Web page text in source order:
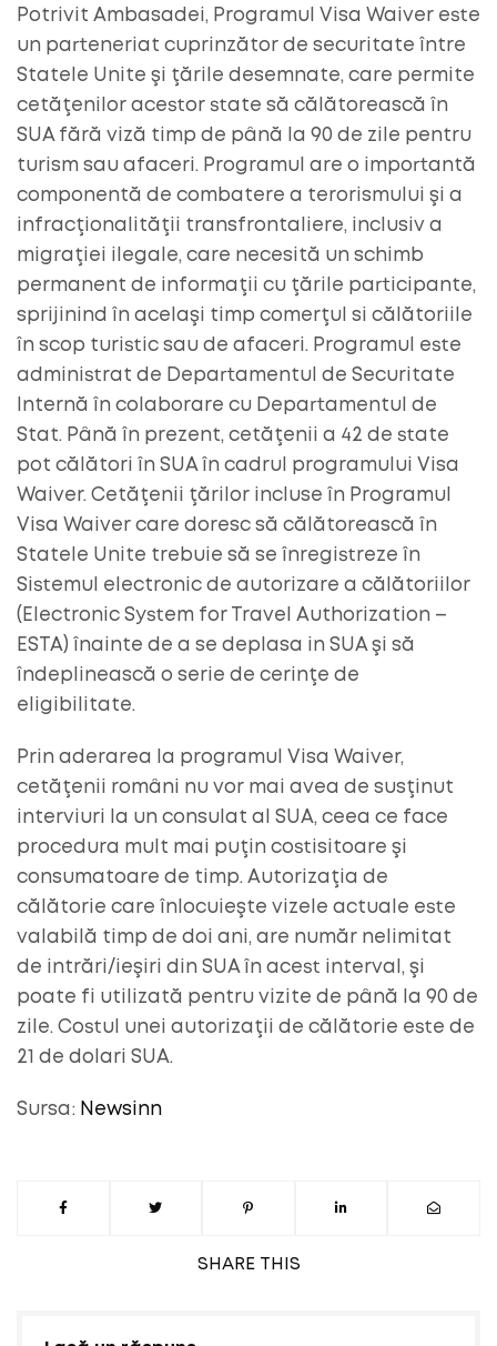
SHARE THIS
Potrivit Ambasadei, Programul Visa Waiver este
un parteneriat cuprinzător de securitate între
Statele Unite şi ţările desemnate, care permite
cetăţenilor acestor state să călătorească în
SUA fără viză timp de până la 90 de zile pentru
turism sau afaceri. Programul are o importantă
componentă de combatere a terorismului şi a
infracţionalităţii transfrontaliere, inclusiv a
migraţiei ilegale, care necesită un schimb
permanent de informaţii cu ţările participante,
sprijinind în acelaşi timp comerţul si călătoriile
în scop turistic sau de afaceri. Programul este
administrat de Departamentul de Securitate
Internă în colaborare cu Departamentul de
Stat. Până în prezent, cetăţenii a 42 de state
pot călători în SUA în cadrul programului Visa
Waiver. Cetăţenii ţărilor incluse în Programul
Visa Waiver care doresc să călătorească în
Statele Unite trebuie să se înregistreze în
Sistemul electronic de autorizare a călătoriilor
(Electronic System for Travel Authorization –
ESTA) înainte de a se deplasa in SUA şi să
îndeplinească o serie de cerinţe de
eligibilitate.
Prin aderarea la programul Visa Waiver,
cetăţenii români nu vor mai avea de susţinut
interviuri la un consulat al SUA, ceea ce face
procedura mult mai puţin costisitoare şi
consumatoare de timp. Autorizaţia de
călătorie care înlocuieşte vizele actuale este
valabilă timp de doi ani, are număr nelimitat
de intrări/ieşiri din SUA în acest interval, şi
poate fi utilizată pentru vizite de până la 90 de
zile. Costul unei autorizaţii de călătorie este de
21 de dolari SUA.
Sursa: Newsinn